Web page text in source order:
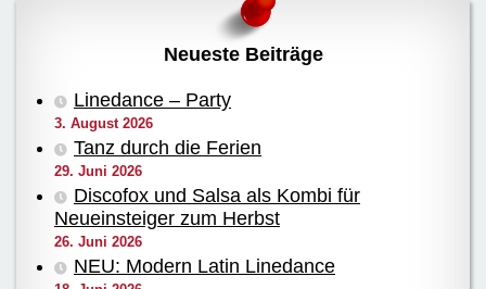
Neueste Beiträge
Linedance – Party
3. August 2026
Tanz durch die Ferien
29. Juni 2026
Discofox und Salsa als Kombi für
Neueinsteiger zum Herbst
26. Juni 2026
NEU: Modern Latin Linedance